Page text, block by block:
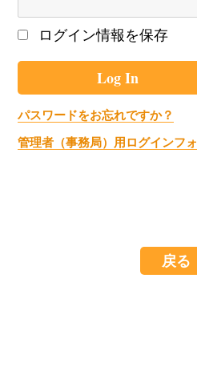
ログイン情報を保存
パスワードをお忘れですか？
管理者（事務局）用ログインフ
戻る